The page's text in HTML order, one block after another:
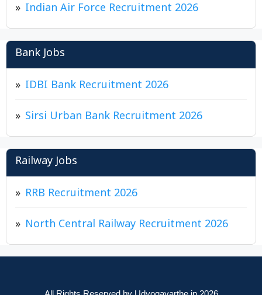
Indian Air Force Recruitment 2026
Bank Jobs
IDBI Bank Recruitment 2026
Sirsi Urban Bank Recruitment 2026
Railway Jobs
RRB Recruitment 2026
North Central Railway Recruitment 2026